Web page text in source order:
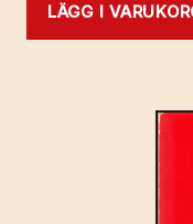
LÄGG I